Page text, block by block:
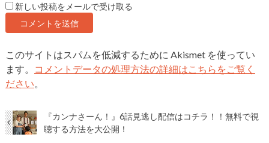
新しい投稿をメールで受け取る
このサイトはスパムを低減するために Akismet を使ってい
ます。
コメントデータの処理方法の詳細はこちらをご覧く
ださい
『カンナさーん！』6話見逃し配信はコチラ！！無料で視
聴する方法を大公開！